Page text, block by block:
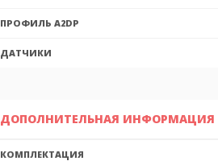
ПРОФИЛЬ A2DP
ДАТЧИКИ
ДОПОЛНИТЕЛЬНАЯ ИНФОРМАЦИЯ
КОМПЛЕКТАЦИЯ